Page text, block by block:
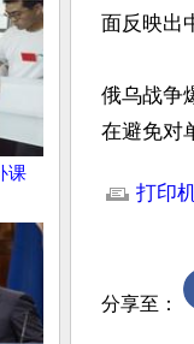
课
面反映出
俄乌战争
在避免对
打印
分享至：